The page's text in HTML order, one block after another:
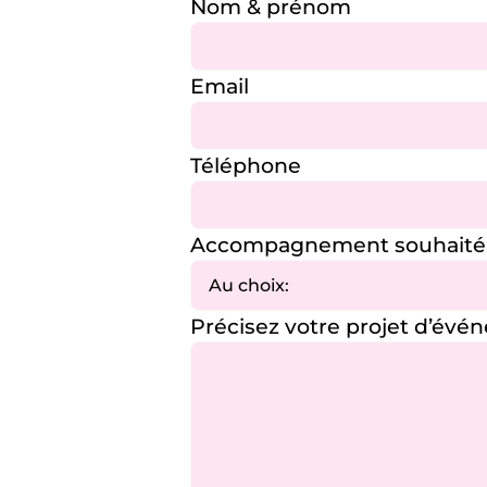
Nom & prénom
Email
Téléphone
Accompagnement souhaité
Précisez votre projet